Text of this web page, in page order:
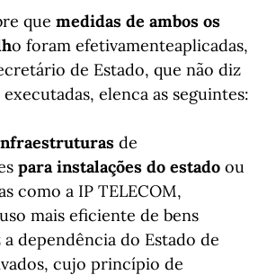
que medidas de ambos os
o foram efetivamenteaplicadas,
de Estado, que não diz
elenca as seguintes:
de
para instalações do estado ou
como a IP TELECOM,
mais eficiente de bens
dependência do Estado de
cujo princípio de